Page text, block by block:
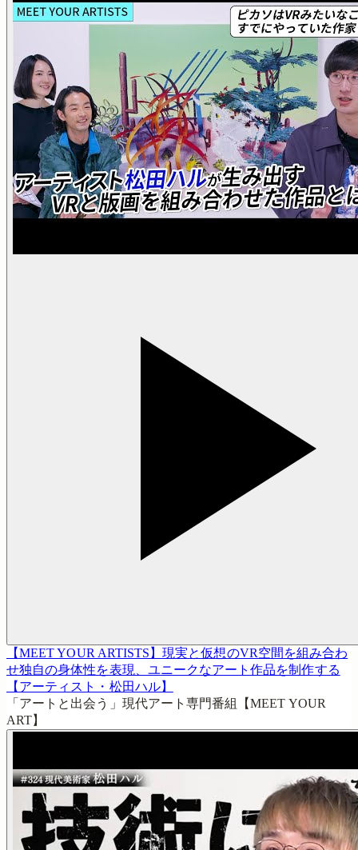
【MEET YOUR ARTISTS】現実と仮想のVR空間を組み合わ
せ独自の身体性を表現、ユニークなアート作品を制作する
【アーティスト・松田ハル】
「アートと出会う」現代アート専門番組【MEET YOUR
ART】